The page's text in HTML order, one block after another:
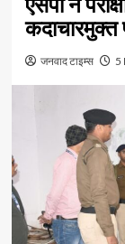
कदाचारमुक्त
जनवाद टाइम्स 5